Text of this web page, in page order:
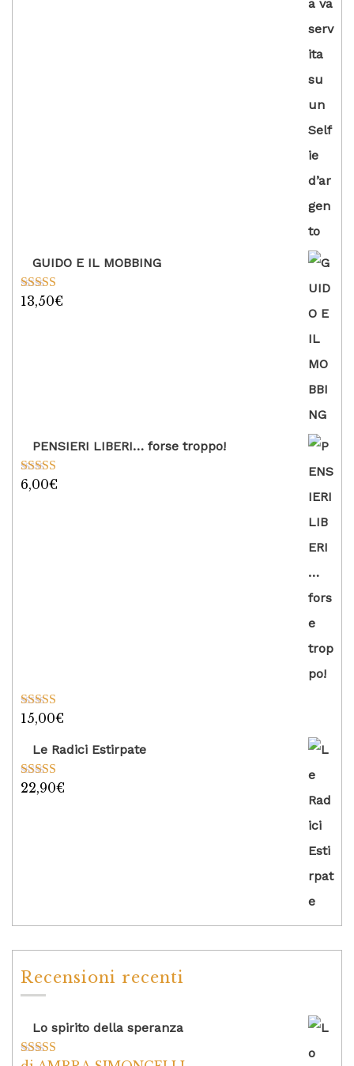
GUIDO E IL MOBBING
Valutato
13,50€
PENSIERI LIBERI… forse troppo!
Valutato
6,00€
Valutato
15,00€
Le Radici Estirpate
Valutato
22,90€
Recensioni recenti
Lo spirito della speranza